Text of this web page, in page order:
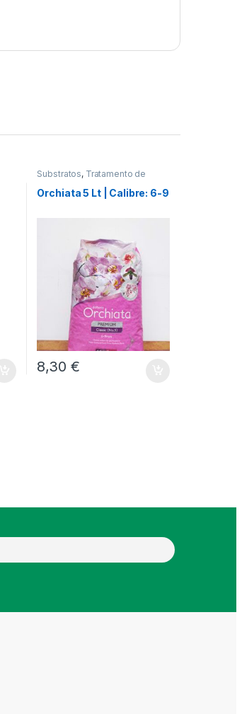
Substratos, Tratamento de
Orchiata 5 Lt | Calibre: 6-9
8,30 €